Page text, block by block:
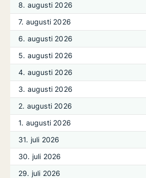
8. augusti 2026
7. augusti 2026
6. augusti 2026
5. augusti 2026
4. augusti 2026
3. augusti 2026
2. augusti 2026
1. augusti 2026
31. juli 2026
30. juli 2026
29. juli 2026